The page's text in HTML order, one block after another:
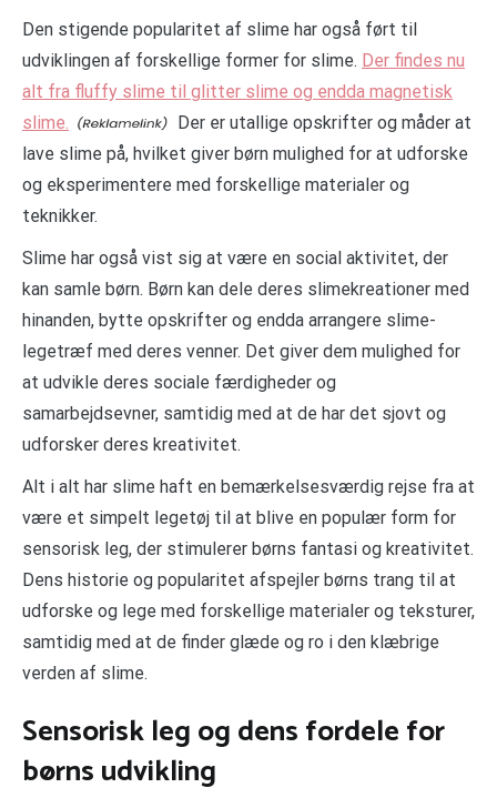
Den stigende popularitet af slime har også ført til
udviklingen af forskellige former for slime. Der findes nu
alt fra fluffy slime til glitter slime og endda magnetisk
slime.
Der er utallige opskrifter og måder at
lave slime på, hvilket giver børn mulighed for at udforske
og eksperimentere med forskellige materialer og
teknikker.
Slime har også vist sig at være en social aktivitet, der
kan samle børn. Børn kan dele deres slimekreationer med
hinanden, bytte opskrifter og endda arrangere slime-
legetræf med deres venner. Det giver dem mulighed for
at udvikle deres sociale færdigheder og
samarbejdsevner, samtidig med at de har det sjovt og
udforsker deres kreativitet.
Alt i alt har slime haft en bemærkelsesværdig rejse fra at
være et simpelt legetøj til at blive en populær form for
sensorisk leg, der stimulerer børns fantasi og kreativitet.
Dens historie og popularitet afspejler børns trang til at
udforske og lege med forskellige materialer og teksturer,
samtidig med at de finder glæde og ro i den klæbrige
verden af slime.
Sensorisk leg og dens fordele for
børns udvikling